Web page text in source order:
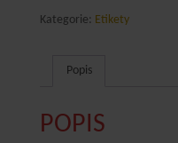
SESSION
množství
Kategorie: Etikety
Popis
POPIS